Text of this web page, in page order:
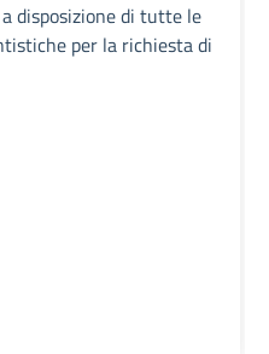
disposizione di tutte le
per la richiesta di